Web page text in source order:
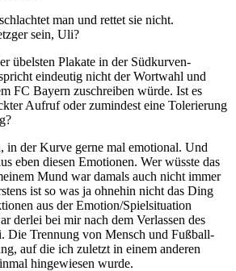
man und rettet sie nicht.
sein, Uli?
übelsten Plakate in der Südkurven-
eindeutig nicht der Wortwahl und
FC Bayern zuschreiben würde. Ist es
Aufruf oder zumindest eine Tolerierung
in der Kurve gerne mal emotional. Und
eben diesen Emotionen. Wer wüsste das
Mund war damals auch nicht immer
ist so was ja ohnehin nicht das Ding
aus der Emotion/Spielsituation
derlei bei mir nach dem Verlassen des
Die Trennung von Mensch und Fußball-
auf die ich zuletzt in einem anderen
hingewiesen wurde.